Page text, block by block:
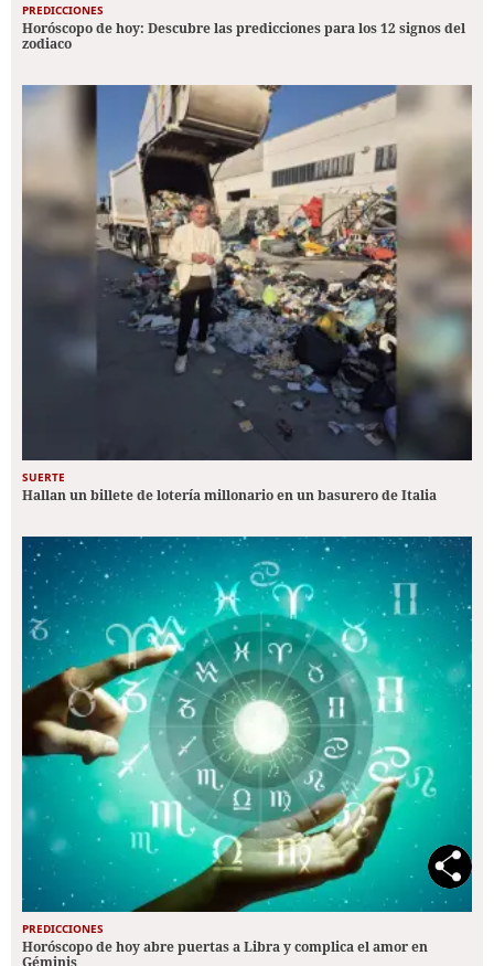
PREDICCIONES
Horóscopo de hoy: Descubre las predicciones para los 12 signos del
zodiaco
SUERTE
Hallan un billete de lotería millonario en un basurero de Italia
PREDICCIONES
Horóscopo de hoy abre puertas a Libra y complica el amor en
Géminis